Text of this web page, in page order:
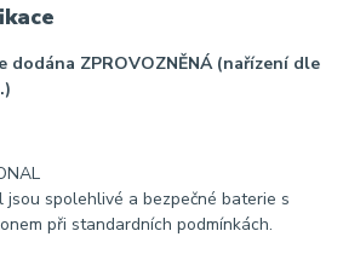
ZPROVOZNĚNÁ (nařízení dle
jsou spolehlivé a bezpečné baterie s
při standardních podmínkách.